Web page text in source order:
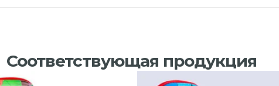
Соответствующая продукция